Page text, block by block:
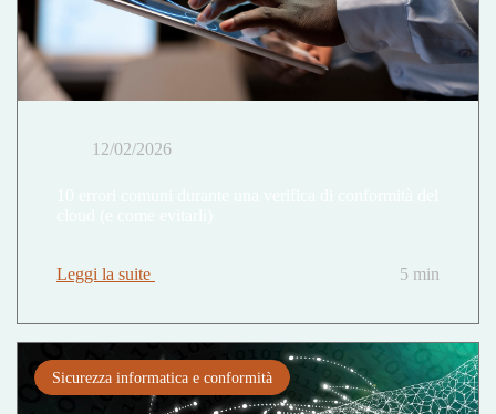
12/02/2026
Leggi la suite 5 min
Sicurezza informatica e conformità